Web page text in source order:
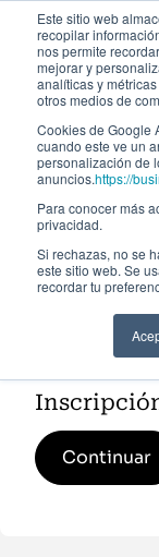
Este sitio web
recopilar
nos permite
mejorar y
analíticas y
otros medios de
Cookies de Google
cuando este ve un
personalización de
anuncios.https://
Para conocer más
privacidad.
Si rechazas, no se
este sitio web. Se
recordar tu
Gestión
Edición
Continuar